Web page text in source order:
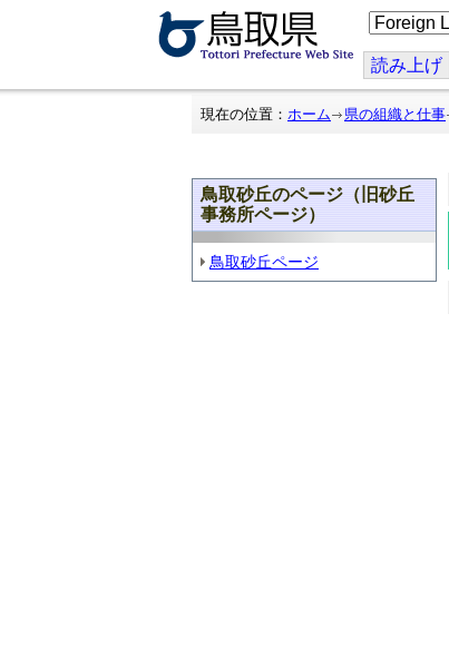
こ
の
ジ
を
翻
読み上げ
現在の位置： ホーム 県の組織と仕事
鳥取砂丘のページ（旧砂丘
事務所ページ）
鳥取砂丘ページ